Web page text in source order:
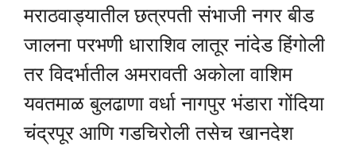
मराठवाड्यातील छत्रपती संभाजी नगर बीड
जालना परभणी धाराशिव लातूर नांदेड हिंगोली
तर विदर्भातील अमरावती अकोला वाशिम
यवतमाळ बुलढाणा वर्धा नागपुर भंडारा गोंदिया
चंद्रपूर आणि गडचिरोली तसेच खानदेश